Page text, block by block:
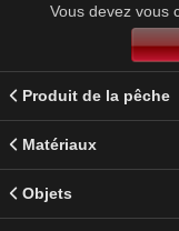
Vous devez vous
Produit de la pêche
Matériaux
Objets